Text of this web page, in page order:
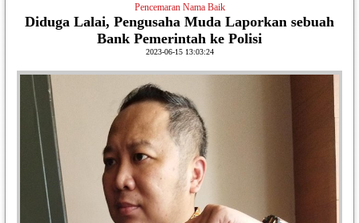
Pencemaran Nama Baik
Diduga Lalai, Pengusaha Muda Laporkan sebuah
Bank Pemerintah ke Polisi
2023-06-15 13:03:24